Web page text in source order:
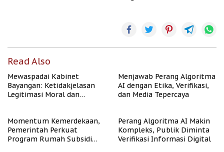
Read Also
Mewaspadai Kabinet
Bayangan: Ketidakjelasan
Legitimasi Moral dan
Menjawab Perang Algoritma
AI dengan Etika, Verifikasi,
dan Media Tepercaya
Momentum Kemerdekaan,
Pemerintah Perkuat
Program Rumah Subsidi
Perang Algoritma AI Makin
Kompleks, Publik Diminta
Verifikasi Informasi Digital